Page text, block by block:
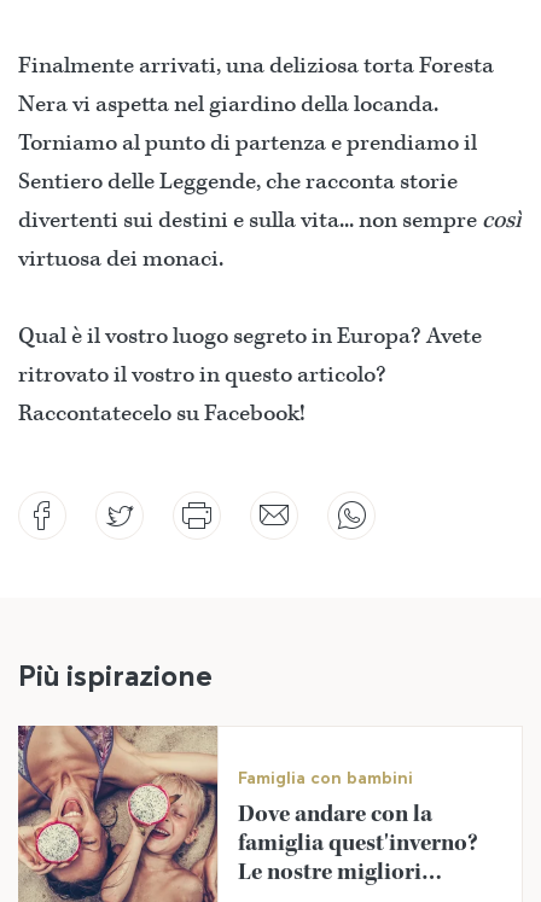
Finalmente arrivati, una deliziosa torta Foresta
Nera vi aspetta nel giardino della locanda.
Torniamo al punto di partenza e prendiamo il
Sentiero delle Leggende, che racconta storie
divertenti sui destini e sulla vita... non sempre così
virtuosa dei monaci.
Qual è il vostro luogo segreto in Europa? Avete
ritrovato il vostro in questo articolo?
Raccontatecelo su Facebook!
Più ispirazione
Famiglia con bambini
Dove andare con la
famiglia quest'inverno?
Le nostre migliori